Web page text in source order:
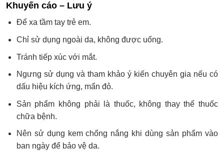
Khuyến cáo – Lưu ý
Để xa tầm tay trẻ em.
Chỉ sử dụng ngoài da, không được uống.
Tránh tiếp xúc với mắt.
Ngưng sử dụng và tham khảo ý kiến chuyên gia nếu có
dấu hiệu kích ứng, mẩn đỏ.
Sản phẩm không phải là thuốc, không thay thế thuốc
chữa bệnh.
Nên sử dụng kem chống nắng khi dùng sản phẩm vào
ban ngày để bảo vệ da.